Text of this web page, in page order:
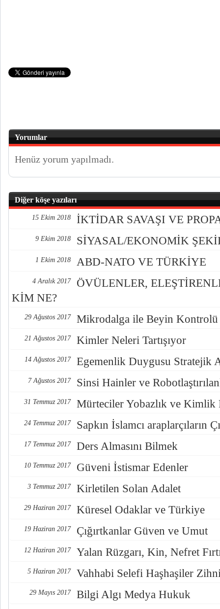
Yorumlar
Henüz yorum yapılmadı.
Diğer köşe yazıları
15 Ekim 2018 İKTİDAR SAVAŞI VE
9 Ekim 2018 SİYASAL/EKONOMİK
1 Ekim 2018 ABD-NATO VE TÜRKİYE
4 Aralık 2017
ÖVÜLENLER,
KİM NE?
29 Ağustos 2017 Mikrodalga ile Beyin Kontrolü
21 Ağustos 2017 Kimler Neleri Tartışıyor
14 Ağustos 2017 Egemenlik Duygusu Stratejik
7 Ağustos 2017 Sinsi Hainler ve
31 Temmuz 2017 Mürteciler Yobazlık ve Kimlik
24 Temmuz 2017 Sapkın İslamcı araplarçıların
17 Temmuz 2017 Ders Almasını Bilmek
10 Temmuz 2017 Güveni İstismar Edenler
3 Temmuz 2017 Kirletilen Solan Adalet
29 Haziran 2017 Küresel Odaklar ve Türkiye
19 Haziran 2017 Çığırtkanlar Güven ve Umut
12 Haziran 2017 Yalan Rüzgarı, Kin, Nefret
5 Haziran 2017 Vahhabi Selefi Haşhaşiler
29 Mayıs 2017 Bilgi Algı Medya Hukuk